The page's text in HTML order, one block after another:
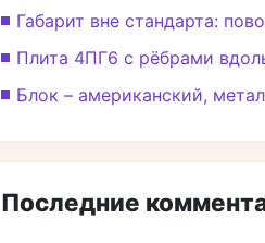
Габарит вне стандарта:
Плита 4ПГ6 с рёбрами
Блок – американский,
Последние